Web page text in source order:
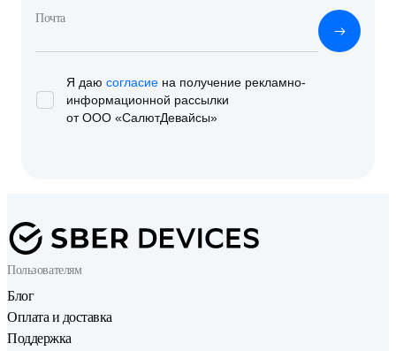
Почта
Я даю согласие на получение рекламно-
информационной рассылки
от ООО «СалютДевайсы»
Пользователям
Блог
Оплата и доставка
Поддержка